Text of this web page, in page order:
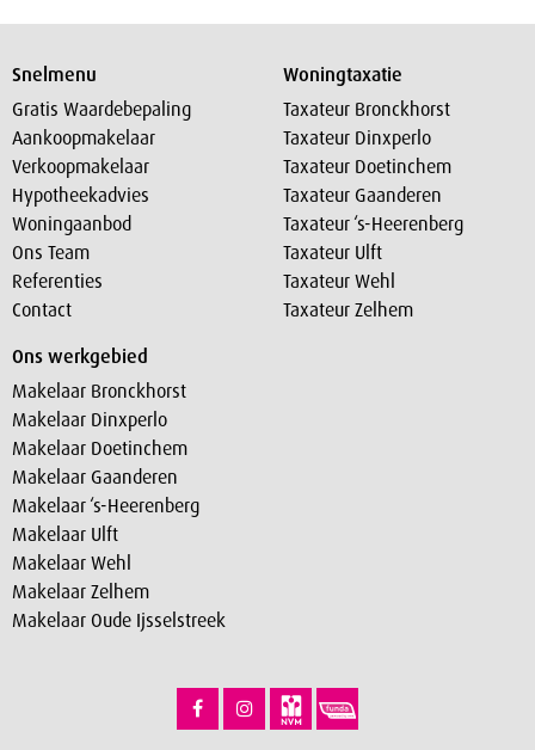
Snelmenu
Gratis Waardebepaling
Aankoopmakelaar
Verkoopmakelaar
Hypotheekadvies
Woningaanbod
Ons Team
Referenties
Contact
Woningtaxatie
Taxateur Bronckhorst
Taxateur Dinxperlo
Taxateur Doetinchem
Taxateur Gaanderen
Taxateur ‘s-Heerenberg
Taxateur Ulft
Taxateur Wehl
Taxateur Zelhem
Ons werkgebied
Makelaar Bronckhorst
Makelaar Dinxperlo
Makelaar Doetinchem
Makelaar Gaanderen
Makelaar ‘s-Heerenberg
Makelaar Ulft
Makelaar Wehl
Makelaar Zelhem
Makelaar Oude Ijsselstreek